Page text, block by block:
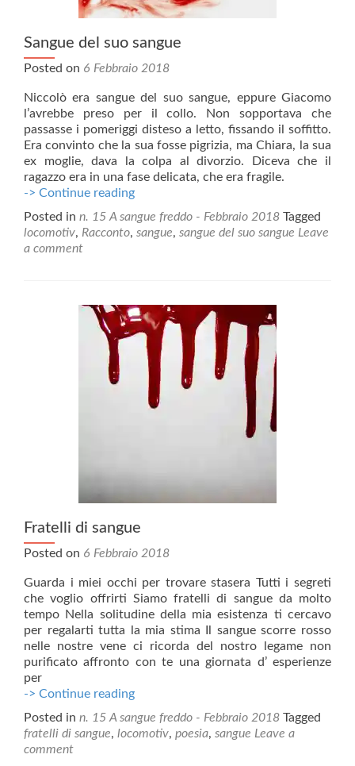
Sangue del suo sangue
Posted on 6 Febbraio 2018
Niccolò era sangue del suo sangue, eppure Giacomo
l’avrebbe preso per il collo. Non sopportava che
passasse i pomeriggi disteso a letto, fissando il soffitto.
Era convinto che la sua fosse pigrizia, ma Chiara, la sua
ex moglie, dava la colpa al divorzio. Diceva che il
ragazzo era in una fase delicata, che era fragile.
-> Continue readingSangue
suo
sangue
Posted in n. 15 A sangue freddo - Febbraio 2018 Tagged
locomotiv, Racconto, sangue, sangue del suo sangue Leave
a comment
Fratelli di sangue
Posted on 6 Febbraio 2018
Guarda i miei occhi per trovare stasera Tutti i segreti
che voglio offrirti Siamo fratelli di sangue da molto
tempo Nella solitudine della mia esistenza ti cercavo
per regalarti tutta la mia stima Il sangue scorre rosso
nelle nostre vene ci ricorda del nostro legame non
purificato affronto con te una giornata d’ esperienze
per
-> Continue readingFratelli
sangue
Posted in n. 15 A sangue freddo - Febbraio 2018 Tagged
fratelli di sangue, locomotiv, poesia, sangue Leave a
comment